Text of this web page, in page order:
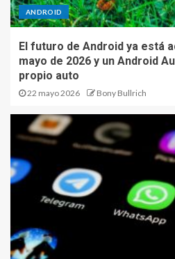
ANDROID
El futuro de Android ya está
mayo de 2026 y un Android
propio auto
22 mayo 2026 Bony Bullrich